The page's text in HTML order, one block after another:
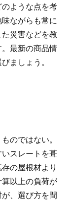
ような点を考
ながらも常に
災害などを教
最新の商品情
ましょう。
のではない。
スレートを葺
の屋根材より
以上の負荷が
、選び方を間